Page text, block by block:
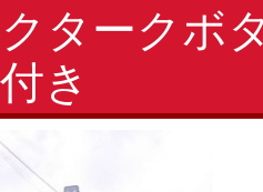
タークボ
き